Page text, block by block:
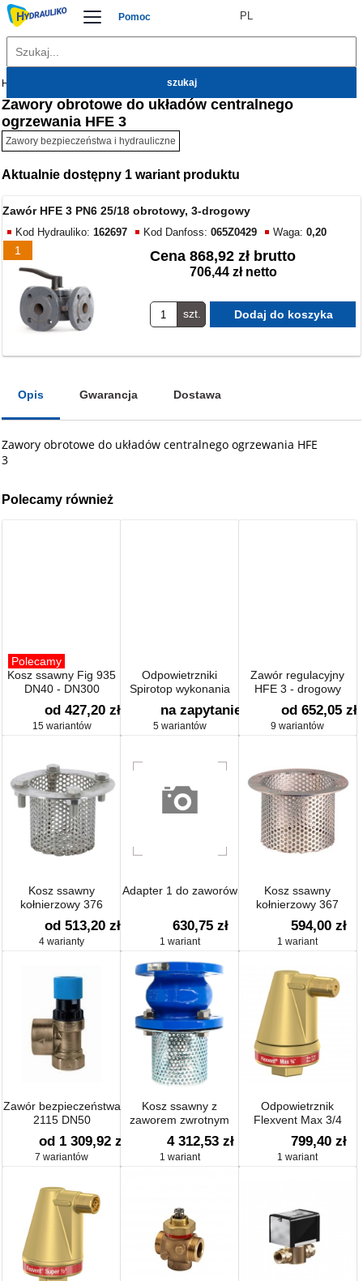
Pomoc PL
Hydrauliko
Zawory obrotowe do układów centralnego
ogrzewania HFE 3
Zawory bezpieczeństwa i hydrauliczne
Aktualnie dostępny 1 wariant produktu
1
Zawór HFE 3 PN6 25/18 obrotowy, 3-drogowy
Kod Hydrauliko:162697 Kod Danfoss:065Z0429 Waga:0,20
Cena 868,92 zł brutto
706,44 zł netto
szt.
Opis Gwarancja Dostawa
Zawory obrotowe do układów centralnego ogrzewania HFE
3
Polecamy również
Polecamy
Kosz ssawny Fig 935
DN40 - DN300
od 427,20 zł
15 wariantów
Odpowietrzniki
Spirotop wykonania
na zapytanie
5 wariantów
Zawór regulacyjny
HFE 3 - drogowy
od 652,05 zł
9 wariantów
Kosz ssawny
kołnierzowy 376
DN50-DN300
od 513,20 zł
4 warianty
Adapter 1 do zaworów
630,75 zł
1 wariant
Kosz ssawny
kołnierzowy 367
594,00 zł
1 wariant
Zawór bezpieczeństwa
2115 DN50
od 1 309,92 zł
7 wariantów
Kosz ssawny z
zaworem zwrotnym
typ 368 DN50-DN250
4 312,53 zł
1 wariant
Odpowietrznik
Flexvent Max 3/4
799,40 zł
1 wariant